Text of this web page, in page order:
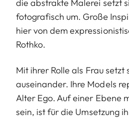
die abstrakte Malerei setzt
fotografisch um. Große
hier von dem
Rothko.
Mit ihrer Rolle als Frau
auseinander. Ihre Models
Alter Ego. Auf einer Ebene
sein, ist für die Umsetzung